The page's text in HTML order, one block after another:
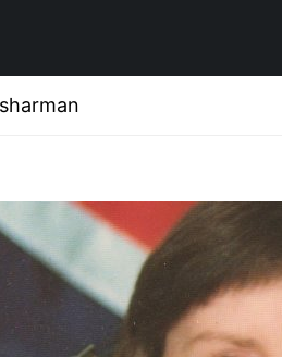
sharman